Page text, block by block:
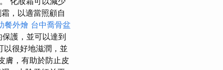
，以適當照顧自
餐外燴 台中喬骨盆
護，並可以達到
很好地滋潤，並
膚，有助於防止皮